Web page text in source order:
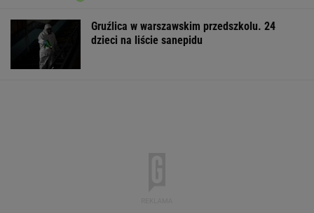
Gruźlica w warszawskim przedszkolu. 24
dzieci na liście sanepidu